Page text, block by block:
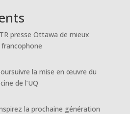
presse Ottawa de mieux
la mise en œuvre du
de l’UQ
la prochaine génération